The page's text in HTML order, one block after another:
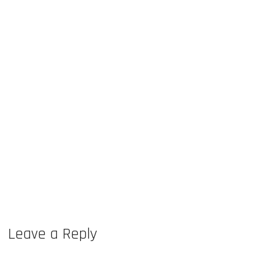
Leave a Reply